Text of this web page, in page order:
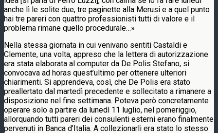
anche lì le solite due, tre paginette alla Merusi e a quel punto
hai tre pareri con quattro professionisti tutti di valore e il
problema rimane quello procedurale…»
Nella stessa giornata in cui venivano sentiti Castaldi e
Clemente, una volta, appreso che la lettera di autorizzazione
era stata elaborata al computer da De Polis Stefano, si
convocava ad horas quest’ultimo per ottenere ulteriori
chiarimenti. Si apprendeva, così, che De Polis era stato
preallertato dal martedì precedente e sollecitato a rimanere a
disposizione nel fine settimana. Poteva però concretamente
operare solo a partire da lunedì 11 luglio, nel pomeriggio,
allorquando tutti pareri dei consulenti esterni erano finalmente
pervenuti in Banca d’Italia. A collezionarli era stato lo stesso